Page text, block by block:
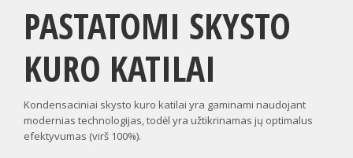
PASTATOMI SKYSTO
KURO KATILAI
Kondensaciniai skysto kuro katilai yra gaminami naudojant
modernias technologijas, todėl yra užtikrinamas jų optimalus
efektyvumas (virš 100%).